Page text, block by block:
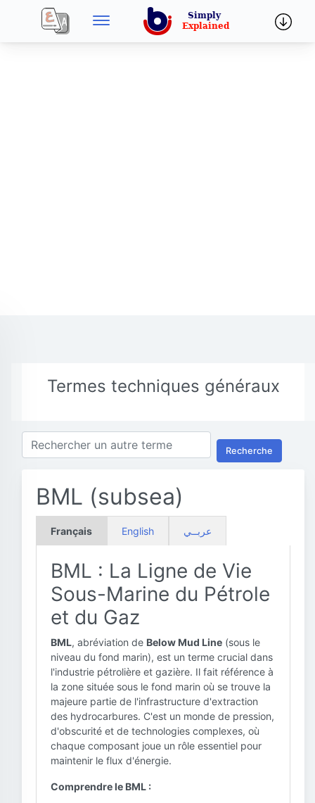
Termes techniques généraux
Recherche
BML (subsea)
Français English عربــي
BML : La Ligne de Vie
Sous-Marine du Pétrole
et du Gaz
BML, abréviation de Below Mud Line (sous le
niveau du fond marin), est un terme crucial dans
l'industrie pétrolière et gazière. Il fait référence à
la zone située sous le fond marin où se trouve la
majeure partie de l'infrastructure d'extraction
des hydrocarbures. C'est un monde de pression,
d'obscurité et de technologies complexes, où
chaque composant joue un rôle essentiel pour
maintenir le flux d'énergie.
Comprendre le BML :